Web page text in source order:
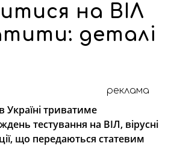
на ВІЛ
деталі
реклама
Україні триватиме
тестування на ВІЛ, вірусні
що передаються статевим